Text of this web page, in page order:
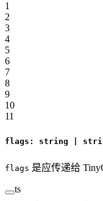
1
2
3
4
5
6
7
8
9
10
11
flags: string |
flags 是应传递给
ts